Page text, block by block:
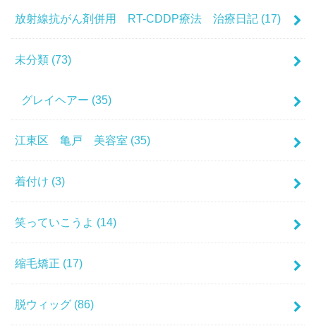
放射線抗がん剤併用 RT-CDDP療法 治療日記 (17)
未分類 (73)
グレイヘアー (35)
江東区 亀戸 美容室 (35)
着付け (3)
笑っていこうよ (14)
縮毛矯正 (17)
脱ウィッグ (86)